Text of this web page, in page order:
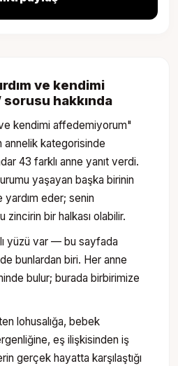
ve kendimi
sorusu hakkında
kendimi affedemiyorum"
annelik kategorisinde
43 farklı anne yanıt verdi.
yaşayan başka birinin
yardım eder; senin
zincirin bir halkası olabilir.
yüzü var — bu sayfada
bunlardan biri. Her anne
bulur; burada birbirimize
lohusalığa, bebek
eş ilişkisinden iş
gerçek hayatta karşılaştığı